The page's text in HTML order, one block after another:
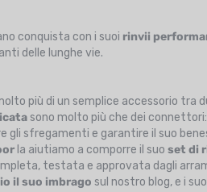
conquista con i suoi rinvii
delle lunghe vie.
più di un semplice accessorio tra
sono molto più che dei
gli sfregamenti e garantire il suo
la aiutiamo a comporre il suoset di
testata e approvata dagli
il suo imbrago sul nostro blog, e i